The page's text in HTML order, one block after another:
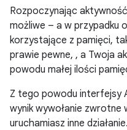
Rozpoczynając
możliwe – a w przypadku
korzystające z pamięci,
prawie pewne, , a Twoja
powodu małej ilości
Z tego powodu interfejsy
wynik wywołanie zwrotne
uruchamiasz inne